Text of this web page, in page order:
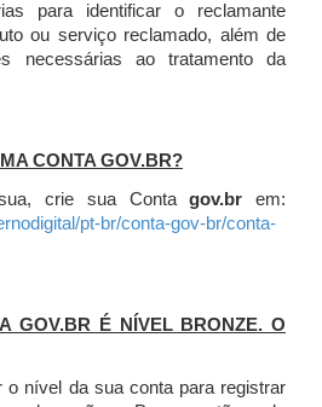
para identificar o reclamante
ou serviço reclamado, além de
necessárias ao tratamento da
CONTA GOV.BR?
crie sua Contagov.br em:
pt-br/conta-gov-br/conta-
GOV.BR É NÍVEL BRONZE. O
o nível da sua conta para registrar